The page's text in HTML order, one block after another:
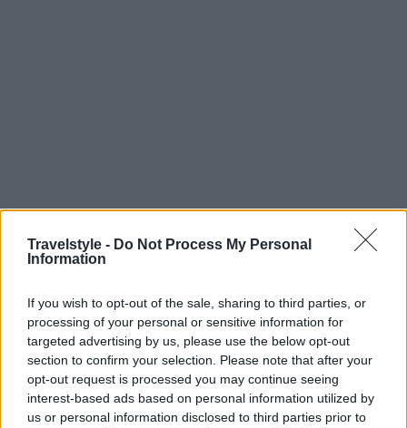
Travelstyle - Do Not Process My Personal
Information
If you wish to opt-out of the sale, sharing to third parties, or
processing of your personal or sensitive information for
targeted advertising by us, please use the below opt-out
section to confirm your selection. Please note that after your
opt-out request is processed you may continue seeing
interest-based ads based on personal information utilized by
us or personal information disclosed to third parties prior to
Το μεγαλύτερο μέρος της καλύπτεται από ορεινές
και ημιορεινές εκτάσεις παρθένας ομορφιάς και
φυσικού κάλους, αφού είναι χτισμένη ανάμεσα στις